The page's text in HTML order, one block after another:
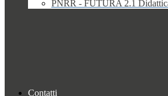
PNRR - FUTURA 2.1
Contatti